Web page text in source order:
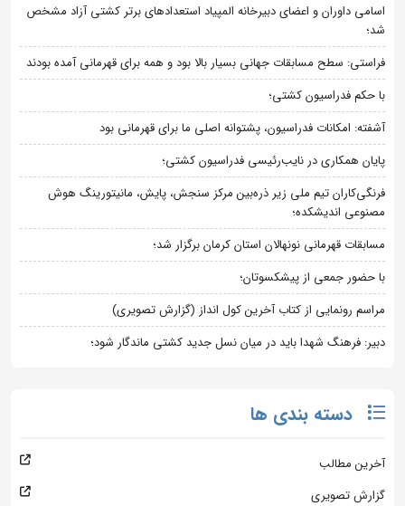
اسامی داوران و اعضای دبیرخانه المپیاد استعدادهای برتر کشتی آزاد مشخص
شد؛
فراستی: سطح مسابقات جهانی بسیار بالا بود و همه برای قهرمانی آمده بودند
با حکم فدراسیون کشتی؛
آشفته: امکانات فدراسیون، پشتوانه اصلی ما برای قهرمانی بود
پایان همکاری در نایب‌رئیسی فدراسیون کشتی؛
فرنگی‌کاران تیم ملی زیر ذره‌بین مرکز سنجش، پایش، مانیتورینگ هوش
مصنوعی اندیشکده؛
مسابقات قهرمانی نونهالان استان کرمان برگزار شد؛
با حضور جمعی از پیشکسوتان؛
مراسم رونمایی از کتاب آخرین کول انداز (گزارش تصویری)
دبیر: فرهنگ شهدا باید در میان نسل جدید کشتی ماندگار شود؛
دسته بندی ها
آخرین مطالب
گزارش تصویری